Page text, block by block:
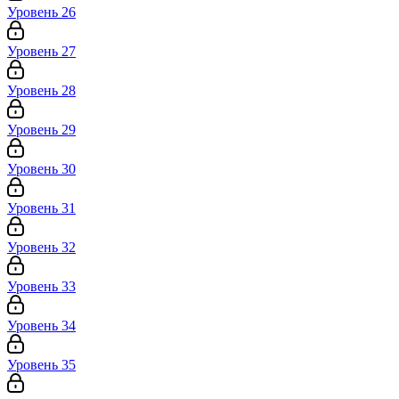
Уровень 26
Уровень 27
Уровень 28
Уровень 29
Уровень 30
Уровень 31
Уровень 32
Уровень 33
Уровень 34
Уровень 35